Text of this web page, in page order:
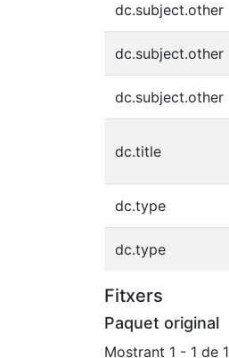
dc.subject.other
dc.subject.other
dc.subject.other
dc.title
dc.type
dc.type
Fitxers
Paquet original
Mostrant 1 - 1 de 1